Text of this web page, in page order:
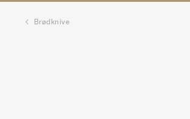
Brødknive